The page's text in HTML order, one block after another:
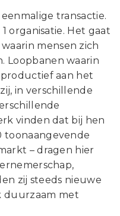
transactie.
organisatie. Het gaat
mensen zich
Loopbanen waarin
aan het
in verschillende
vinden dat bij hen
toonaangevende
– dragen hier
zij steeds nieuwe
duurzaam met